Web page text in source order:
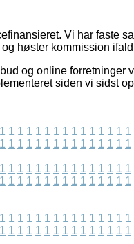
Vi har faste
høster kommission
og online
siden vi sidst
1 1 1 1 1 1 1 1 1 1 1 1 1 1 1
1 1 1 1 1 1 1 1 1 1 1 1 1 1 1
1 1 1 1 1 1 1 1 1 1 1 1 1 1 1
1 1 1 1 1 1 1 1 1 1 1 1 1 1 1
1 1 1 1 1 1 1 1 1 1 1 1 1 1 1
1 1 1 1 1 1 1 1 1 1 1 1 1 1 1